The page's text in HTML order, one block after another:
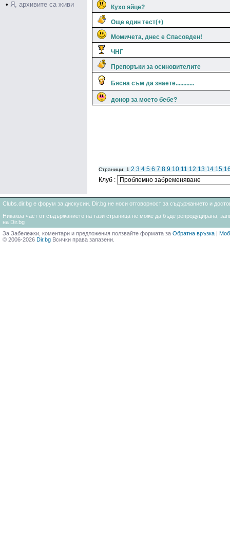
• Я, архивите са живи Кухо яйце?
Още един тест(+)
Момичета, днес е Спасовден!
ЧНГ
Препоръки за осиновителите
Бясна съм да знаете............
донор за моето бебе?
Страници: 1 2 3 4 5 6 7 8 9 10 11 12 13 14 15
Клуб :
Clubs.dir.bg е форум за дискусии. Dir.bg не носи отговорност за съдържанието и
Никаква част от съдържанието на тази страница не може да бъде репродуцирана,
на Dir.bg
За Забележки, коментари и предложения ползвайте формата за Обратна връзка |
© 2006-2026 Dir.bg Всички права запазени.